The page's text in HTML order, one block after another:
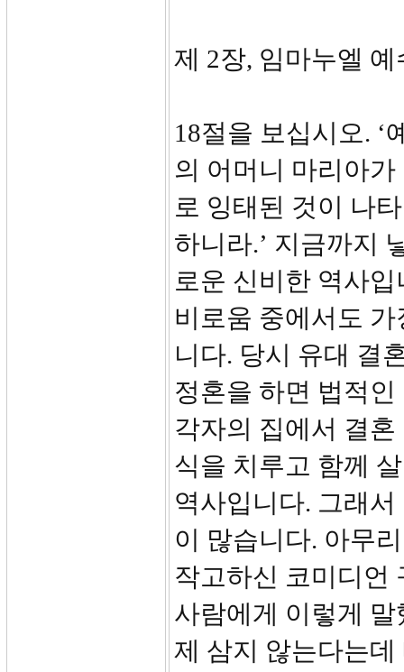
제 2장, 임마누엘 예
18절을 보십시오. ‘
의 어머니 마리아
로 잉태된 것이 나
하니라.’ 지금까지
로운 신비한 역사
비로움 중에서도
니다. 당시 유대 결
정혼을 하면 법적
각자의 집에서 결
식을 치루고 함께
역사입니다. 그래
이 많습니다. 아무
작고하신 코미디언
사람에게 이렇게
제 삼지 않는다는데